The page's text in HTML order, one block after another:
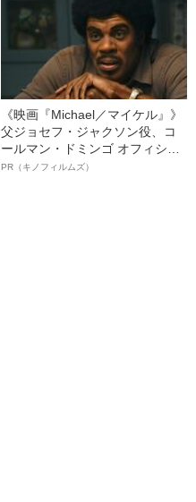
《映画『Michael／マイケル』》
父ジョセフ・ジャクソン役、コ
ールマン・ドミンゴ オフィシャ
ルインタビュー“観客を魅了した
PR（キノフィルムズ）